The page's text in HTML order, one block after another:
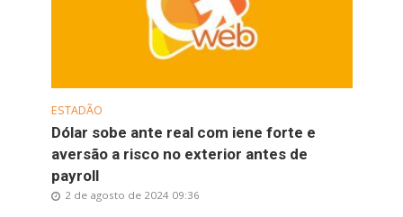
ESTADÃO
Dólar sobe ante real com iene forte e
aversão a risco no exterior antes de
payroll
2 de agosto de 2024 09:36